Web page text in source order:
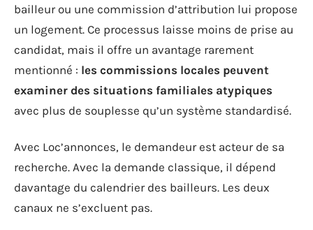
bailleur ou une commission d’attribution lui propose
un logement. Ce processus laisse moins de prise au
candidat, mais il offre un avantage rarement
mentionné : les commissions locales peuvent
examiner des situations familiales atypiques
avec plus de souplesse qu’un système standardisé.
Avec Loc’annonces, le demandeur est acteur de sa
recherche. Avec la demande classique, il dépend
davantage du calendrier des bailleurs. Les deux
canaux ne s’excluent pas.